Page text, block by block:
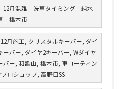
12月混雑 洗車タイミング 純水
橋本市
月施工, クリスタルキーパー, ダイ
ーパー, ダイヤ2キーパー, Wダイヤ
パー, 和歌山, 橋本市, 車コーティン
プロショップ, 高野口SS